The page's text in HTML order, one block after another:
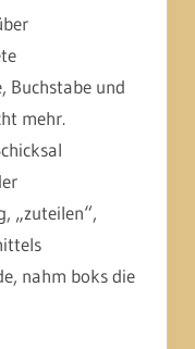
Buchstabe und
mehr.
„zuteilen“,
nahm boks die